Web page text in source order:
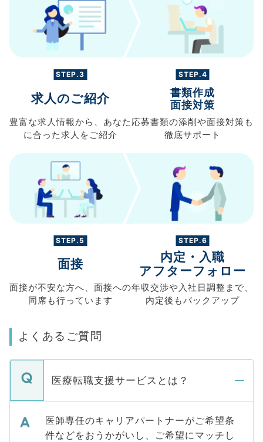
STEP.3
求人のご紹介
豊富な求人情報から、 あなた
に合った求人を ご紹介
STEP.4
書類作成
面接対策
応募書類の添削や面接対策も
徹底サポート
STEP.5
面接
面接が不安な方へ、 面接への
同席も行っています
STEP.6
内定・入職
アフターフォロー
年収交渉や入社日調整まで、
内定後もバックアップ
よくあるご質問
医療転職支援サービスとは？
医師専任のキャリアパートナーがご希望条
件などをおうかがいし、ご希望にマッチし